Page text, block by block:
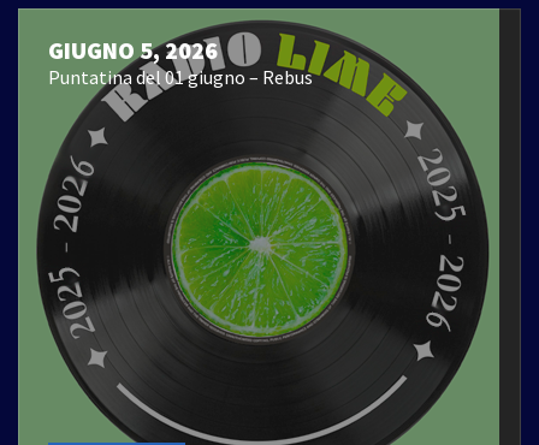
GIUGNO 5, 2026
Puntatina del 01 giugno – Rebus